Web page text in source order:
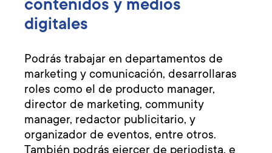
contenidos y medios
digitales
Podrás trabajar en departamentos de
marketing y comunicación, desarrollaras
roles como el de producto manager,
director de marketing, community
manager, redactor publicitario, y
organizador de eventos, entre otros.
También podrás ejercer de periodista, e